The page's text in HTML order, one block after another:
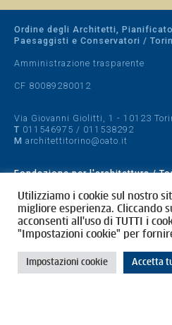
Ordine degli Architetti,
Paesaggisti e Conservatori /
Amministrazione trasparente
CF 80089280012
Via Giovanni Giolitti, 1 - 10123
T 011546975 / 011538292
M architettitorino@oato.it
Fondazione per l'architettura /
Designed by quattrolinee.it
Cookie Policy
Privacy Policy
Utilizziamo i cookie sul nostro
migliore esperienza. Cliccando
acconsenti all'uso di TUTTI i
"Impostazioni cookie" per
Impostazioni cookie Accetta